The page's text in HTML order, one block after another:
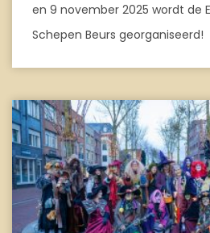
en 9 november 2025 wordt de
Schepen Beurs georganiseerd!